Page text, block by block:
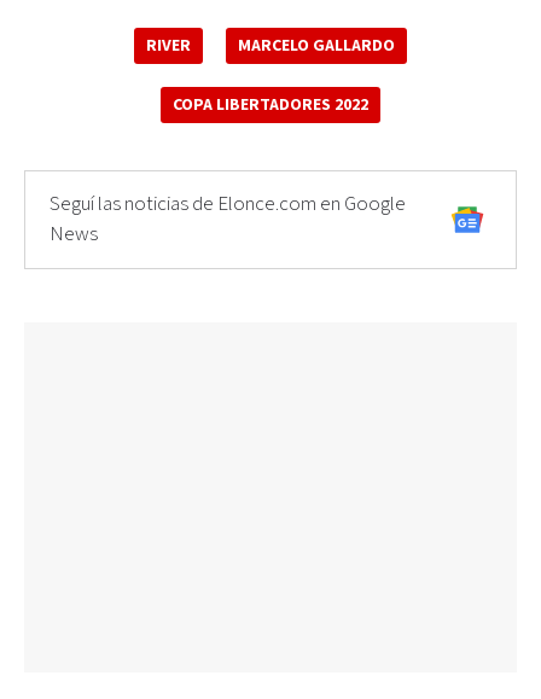
RIVER MARCELO GALLARDO
COPA LIBERTADORES 2022
Seguí las noticias de Elonce.com en Google
News